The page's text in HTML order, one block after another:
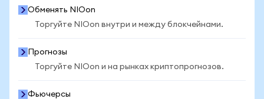
Обменять NIOon
Торгуйте NIOon внутри и между блокчейнами.
Прогнозы
Торгуйте NIOon и на рынках криптопрогнозов.
Фьючерсы